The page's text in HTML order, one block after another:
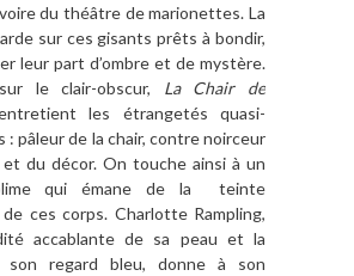
du théâtre de marionettes. La
sur ces gisants prêts à bondir,
leur part d’ombre et de mystère.
le clair-obscur, La Chair de
les étrangetés quasi-
: pâleur de la chair, contre noirceur
du décor. On touche ainsi à un
qui émane de la teinte
ces corps. Charlotte Rampling,
accablante de sa peau et la
son regard bleu, donne à son